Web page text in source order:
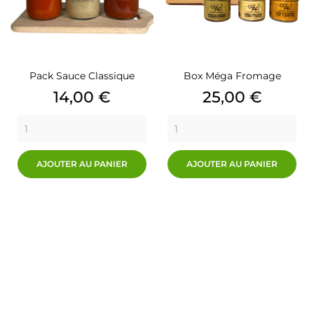
Pack Sauce Classique
Prix
14,00 €
AJOUTER AU PANIER
Box Méga Fromage
Prix
25,00 €
AJOUTER AU PANIER